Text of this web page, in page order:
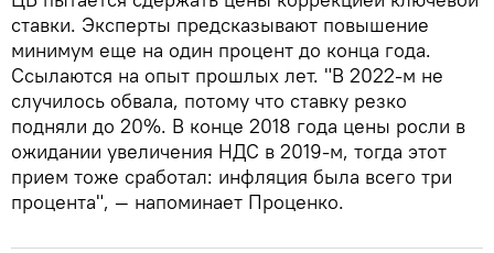
ставки. Эксперты предсказывают повышение
минимум еще на один процент до конца года.
Ссылаются на опыт прошлых лет. "В 2022-м не
случилось обвала, потому что ставку резко
подняли до 20%. В конце 2018 года цены росли в
ожидании увеличения НДС в 2019-м, тогда этот
прием тоже сработал: инфляция была всего три
процента", — напоминает Проценко.